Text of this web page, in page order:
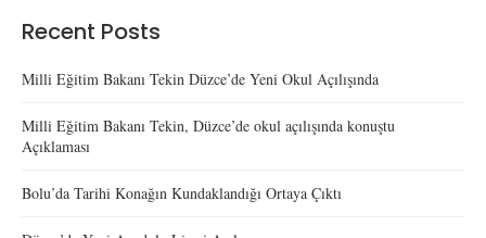
Recent Posts
Milli Eğitim Bakanı Tekin Düzce’de Yeni Okul Açılışında
Milli Eğitim Bakanı Tekin, Düzce’de okul açılışında konuştu
Açıklaması
Bolu’da Tarihi Konağın Kundaklandığı Ortaya Çıktı